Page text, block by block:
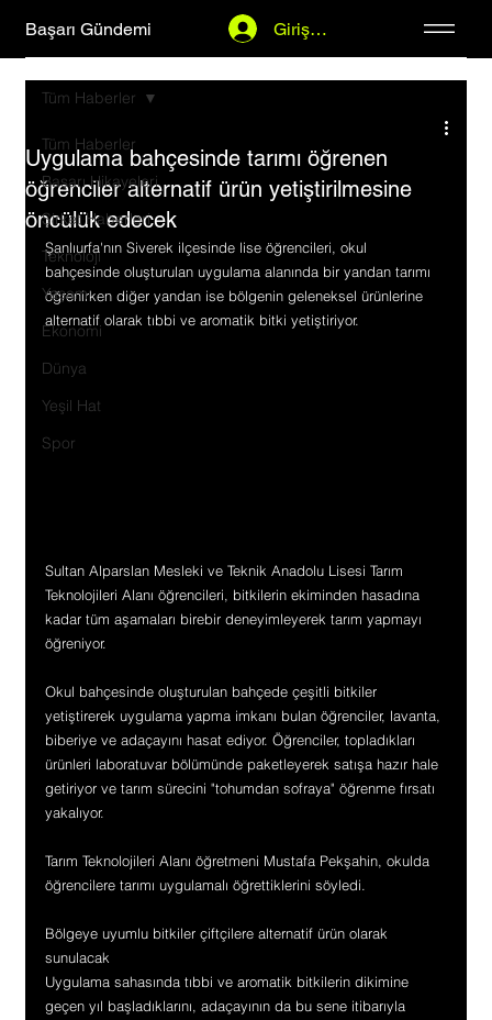
Başarı Gündemi Giriş Yap
Tüm Haberler
Başarı Hikayeleri
Şirket Haberleri
Teknoloji
Yaşam
Ekonomi
Dünya
Yeşil Hat
Spor
Tüm Haberler
Uygulama bahçesinde tarımı öğrenen
öğrenciler alternatif ürün yetiştirilmesine
öncülük edecek
Şanlıurfa'nın Siverek ilçesinde lise öğrencileri, okul
bahçesinde oluşturulan uygulama alanında bir yandan tarımı
öğrenirken diğer yandan ise bölgenin geleneksel ürünlerine
alternatif olarak tıbbi ve aromatik bitki yetiştiriyor.
Sultan Alparslan Mesleki ve Teknik Anadolu Lisesi Tarım
Teknolojileri Alanı öğrencileri, bitkilerin ekiminden hasadına
kadar tüm aşamaları birebir deneyimleyerek tarım yapmayı
öğreniyor.
Okul bahçesinde oluşturulan bahçede çeşitli bitkiler
yetiştirerek uygulama yapma imkanı bulan öğrenciler, lavanta,
biberiye ve adaçayını hasat ediyor. Öğrenciler, topladıkları
ürünleri laboratuvar bölümünde paketleyerek satışa hazır hale
getiriyor ve tarım sürecini "tohumdan sofraya" öğrenme fırsatı
yakalıyor.
Tarım Teknolojileri Alanı öğretmeni Mustafa Pekşahin, okulda
öğrencilere tarımı uygulamalı öğrettiklerini söyledi.
Bölgeye uyumlu bitkiler çiftçilere alternatif ürün olarak
sunulacak
Uygulama sahasında tıbbi ve aromatik bitkilerin dikimine
geçen yıl başladıklarını, adaçayının da bu sene itibarıyla